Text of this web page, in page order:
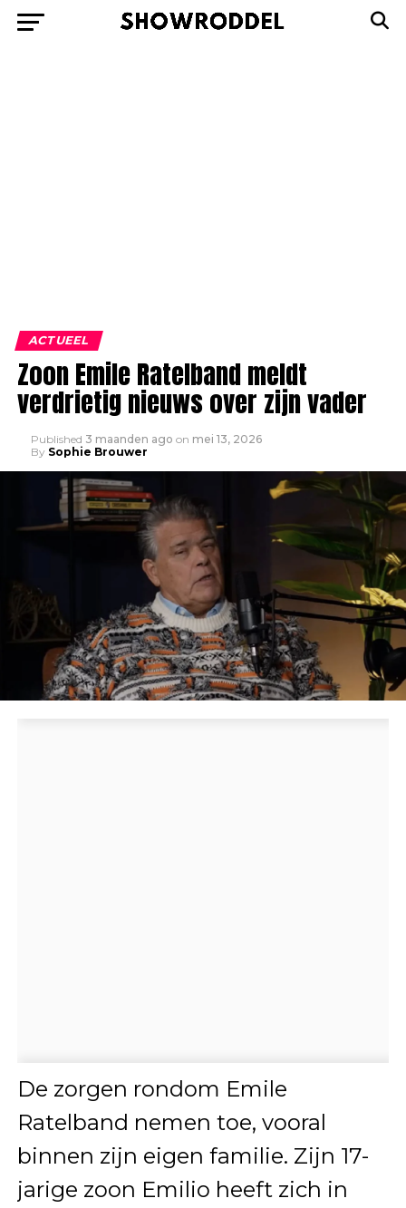
ACTUEEL
Zoon Emile Ratelband meldt
verdrietig nieuws over zijn vader
Published 3 maanden ago on mei 13, 2026
By Sophie Brouwer
De zorgen rondom Emile
Ratelband nemen toe, vooral
binnen zijn eigen familie. Zijn 17-
jarige zoon Emilio heeft zich in